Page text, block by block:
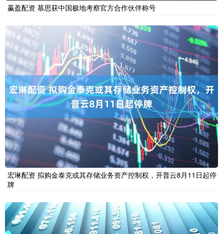
赢盈配资 慕思获中国极地考察官方合作伙伴称号
宏琳配资 拟购金泰克或其存储业务资产控制权，开普云8月11日起停
牌